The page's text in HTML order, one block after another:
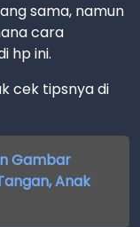
sama, namun
cara
hp ini.
cek tipsnya di
Gambar
Anak